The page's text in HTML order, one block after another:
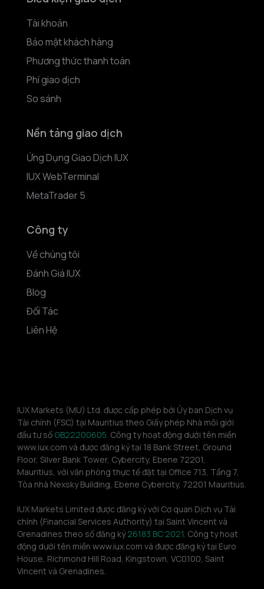
Tài khoản
Bảo mật khách hàng
Phương thức thanh toán
Phí giao dịch
So sánh
Nền tảng giao dịch
Ứng Dụng Giao Dịch IUX
IUX WebTerminal
MetaTrader 5
Công ty
Về chúng tôi
Đánh Giá IUX
Blog
Đối Tác
Liên Hệ
IUX Markets (MU) Ltd. được cấp phép bởi Ủy ban Dịch vụ
Tài chính (FSC) tại Mauritius theo Giấy phép Nhà môi giới
đầu tư số GB22200605. Công ty hoạt động dưới tên miền
www.iux.com và được đăng ký tại 18 Bank Street, Ground
Floor, Silver Bank Tower, Cybercity, Ebene 72201,
Mauritius, với văn phòng thực tế đặt tại Office 713, Tầng 7,
Tòa nhà Nexsky Building, Ebene Cybercity, 72201 Mauritius.
IUX Markets Limited được đăng ký với Cơ quan Dịch vụ Tài
chính (Financial Services Authority) tại Saint Vincent và
Grenadines theo số đăng ký 26183 BC 2021. Công ty hoạt
động dưới tên miền www.iux.com và được đăng ký tại Euro
House, Richmond Hill Road, Kingstown, VC0100, Saint
Vincent và Grenadines.